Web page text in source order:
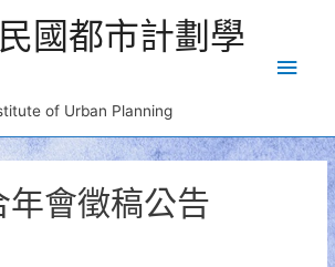
國都市計劃學
of Urban Planning
Main
會徵稿公告